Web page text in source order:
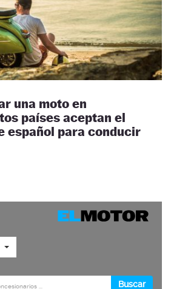
una moto en
países aceptan el
español para conducir